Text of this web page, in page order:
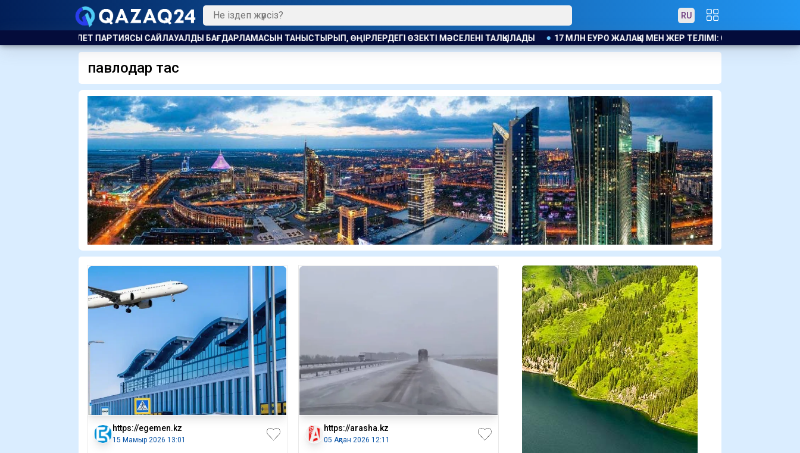
RU
ӘДІЛЕТ ПАРТИЯСЫ САЙЛАУАЛДЫ БАҒДАРЛАМАСЫН ТАНЫСТЫРЫП, ӨҢІРЛЕРДЕГІ ӨЗЕКТІ МӘСЕЛЕНІ ТАЛҚЫЛАДЫ 17 МЛН ЕУРО ЖАЛАҚЫ МЕН ЖЕР ТЕЛІМІ: САЛАХ
павлодар тас
https://egemen.kz
15 Мамыр 2026 13:01
https://arasha.kz
05 Ақпан 2026 12:11